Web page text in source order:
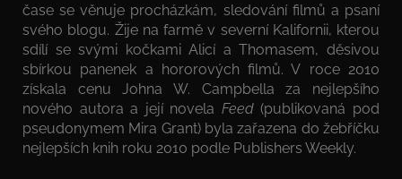
čase se věnuje procházkám, sledování filmů a psaní
svého blogu. Žije na farmě v severní Kalifornii, kterou
sdílí se svými kočkami Alicí a Thomasem, děsivou
sbírkou panenek a hororových filmů. V roce 2010
získala cenu Johna W. Campbella za nejlepšího
nového autora a její novela Feed(publikovaná pod
pseudonymem Mira Grant) byla zařazena do žebříčku
nejlepších knih roku 2010 podle Publishers Weekly.